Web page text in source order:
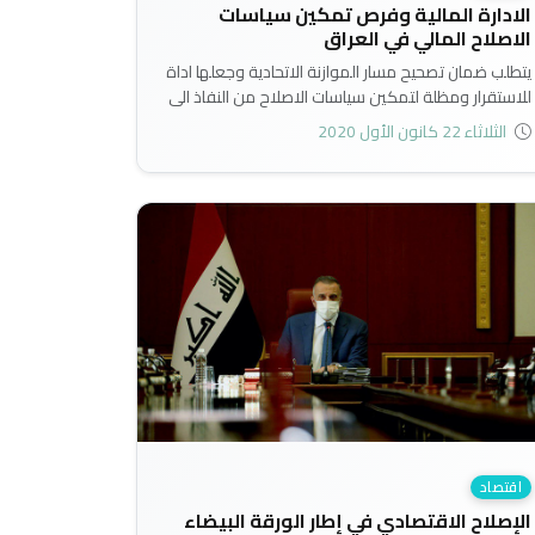
الادارة المالية وفرص تمكين سياسات
الاصلاح المالي في العراق
يتطلب ضمان تصحيح مسار الموازنة الاتحادية وجعلها اداة
للاستقرار ومظلة لتمكين سياسات الاصلاح من النفاذ الى
الاقتصاد الوطني دون تكاليف اقتصادية واجتماعية
باهظة..الثلاثاء 22 كانون الأول 2020
اقتصاد
الإصلاح الاقتصادي في إطار الورقة البيضاء